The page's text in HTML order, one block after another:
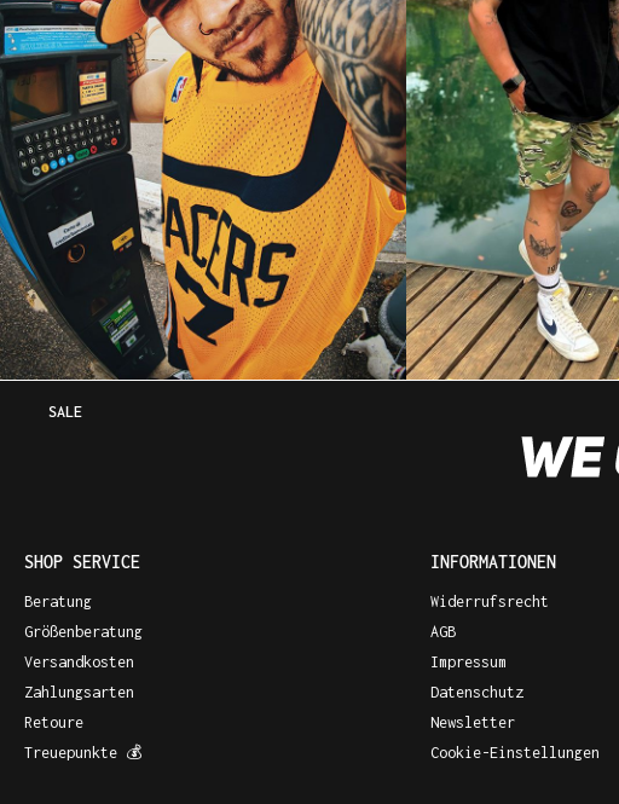
SALE
SHOP SERVICE
Beratung
Größenberatung
Versandkosten
Zahlungsarten
Retoure
Treuepunkte 💰
INFORMATIONEN
Widerrufsrecht
AGB
Impressum
Datenschutz
Newsletter
Cookie-Einstellungen